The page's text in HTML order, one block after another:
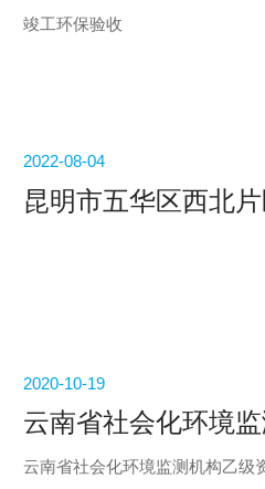
竣工环保验收
2022-08-04
2020-10-19
云南省社会化环境
云南省社会化环境监测机构乙级